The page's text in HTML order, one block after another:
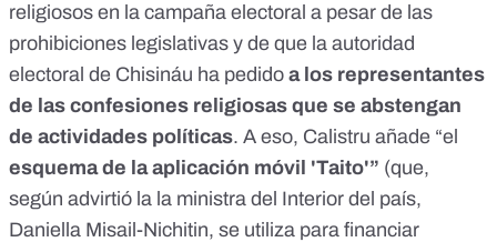
religiosos en la campaña electoral a pesar de las
prohibiciones legislativas y de que la autoridad
electoral de Chisináu ha pedido a los representantes
de las confesiones religiosas que se abstengan
de actividades políticas. A eso, Calistru añade “el
esquema de la aplicación móvil 'Taito'” (que,
según advirtió la la ministra del Interior del país,
Daniella Misail-Nichitin, se utiliza para financiar